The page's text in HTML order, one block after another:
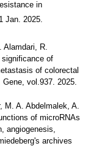
in
Jan. 2025.
R.
significance of
of colorectal
vol.937. 2025.
M. A. Abdelmalek, A.
of microRNAs
angiogenesis,
archives